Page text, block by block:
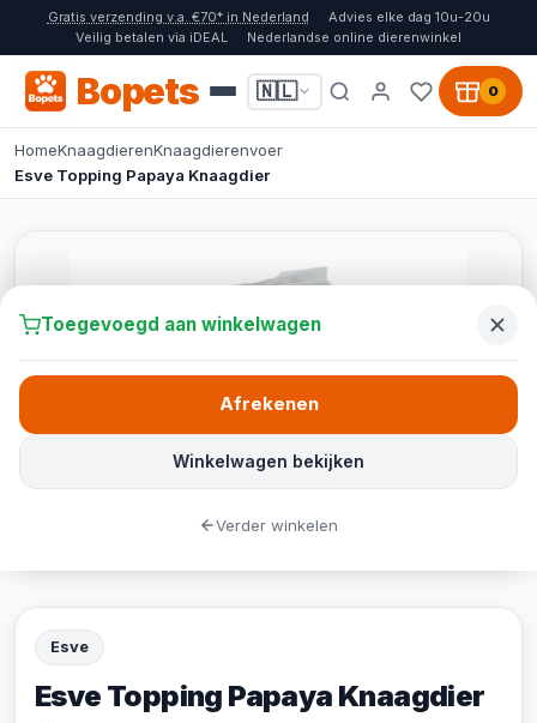
Gratis verzending v.a. €70* in Nederland
Advies elke dag 10u-20u
Veilig betalen via iDEAL
Nederlandse online dierenwinkel
Bopets 🇳🇱 0
HomeKnaagdierenKnaagdierenvoer
Esve Topping Papaya Knaagdier
Esve
Esve Topping Papaya Knaagdier
Toegevoegd aan winkelwagen
Winkelwagen bekijken
Afrekenen
Verder winkelen